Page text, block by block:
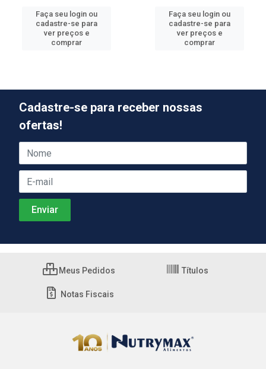
Faça seu login ou
cadastre-se para
ver preços e
comprar
Faça seu login ou
cadastre-se para
ver preços e
comprar
Cadastre-se para receber nossas
ofertas!
Meus Pedidos Títulos
Notas Fiscais